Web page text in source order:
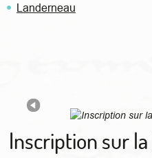
Landerneau
Inscription sur la